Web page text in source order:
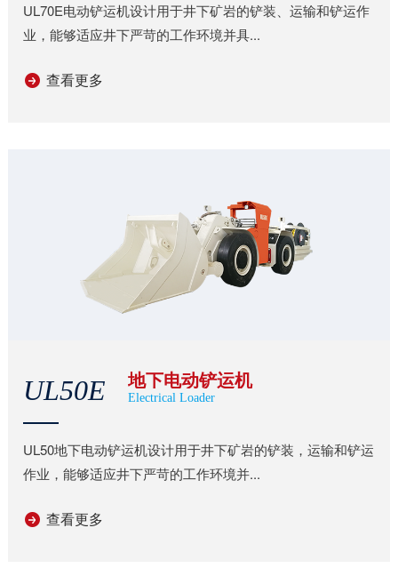
UL70E电动铲运机设计用于井下矿岩的铲装、运输和铲运作
业，能够适应井下严苛的工作环境并具...
查看更多
UL50E 地下电动铲运机
Electrical Loader
UL50地下电动铲运机设计用于井下矿岩的铲装，运输和铲运
作业，能够适应井下严苛的工作环境并...
查看更多